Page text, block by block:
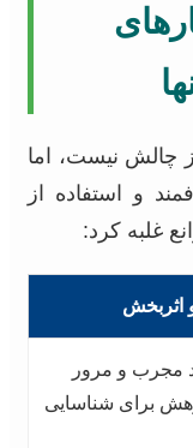
چالش نیست، اما
و استفاده از
غلبه کرد:
اثربخش
مجرب و مرور
برای شناسایی